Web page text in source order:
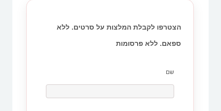
הצטרפו לקבלת המלצות על סרטים. ללא
ספאם. ללא פרסומות
שם